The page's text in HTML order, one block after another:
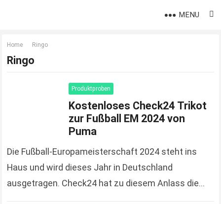
MENU
Home Ringo
Ringo
Produktproben
Kostenloses Check24 Trikot
zur Fußball EM 2024 von
Puma
Die Fußball-Europameisterschaft 2024 steht ins
Haus und wird dieses Jahr in Deutschland
ausgetragen. Check24 hat zu diesem Anlass die